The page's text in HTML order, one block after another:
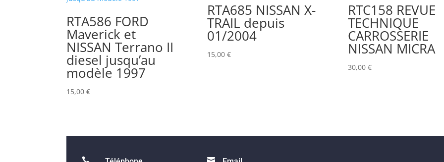
RTA586 FORD
Maverick et
NISSAN Terrano II
diesel jusqu’au
modèle 1997
15,00€
RTA685 NISSAN X-
TRAIL depuis
01/2004
15,00 €
RTC158 REVUE
TECHNIQUE
CARROSSERIE
NISSAN MICRA
30,00 €
 